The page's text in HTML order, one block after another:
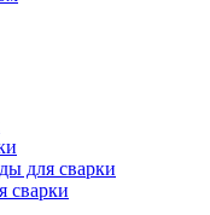
для сварки
сварки